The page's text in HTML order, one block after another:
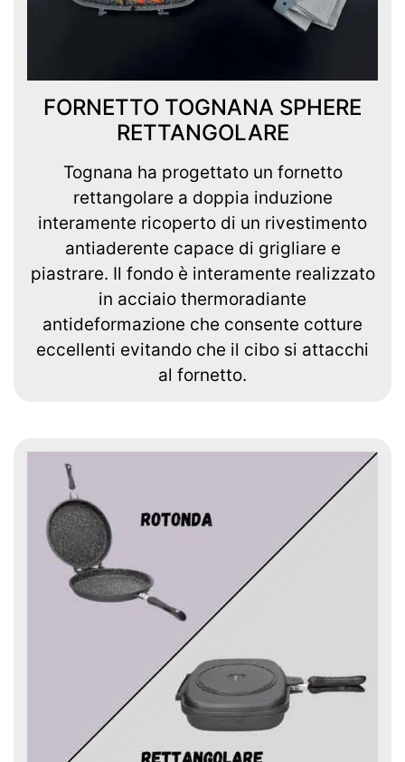
FORNETTO TOGNANA SPHERE
RETTANGOLARE
Tognana ha progettato un fornetto
rettangolare a doppia induzione
interamente ricoperto di un rivestimento
antiaderente capace di grigliare e
piastrare. Il fondo è interamente realizzato
in acciaio thermoradiante
antideformazione che consente cotture
eccellenti evitando che il cibo si attacchi
al fornetto.